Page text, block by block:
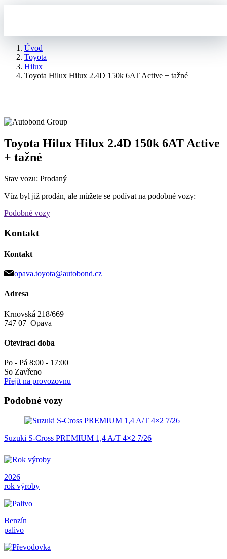
Úvod
Toyota
Hilux
Toyota Hilux Hilux 2.4D 150k 6AT Active + tažné
Toyota Hilux Hilux 2.4D 150k 6AT Active
+ tažné
Stav vozu: Prodaný
Vůz byl již prodán, ale můžete se podívat na podobné vozy:
Podobné vozy
Kontakt
Kontakt
opava.toyota@autobond.cz
Adresa
Krnovská 218/669
747 07 Opava
Otevírací doba
Po - Pá 8:00 - 17:00
So Zavřeno
Přejít na provozovnu
Podobné vozy
Suzuki S-Cross PREMIUM 1,4 A/T 4×2 7/26
2026
rok výroby
Benzín
palivo